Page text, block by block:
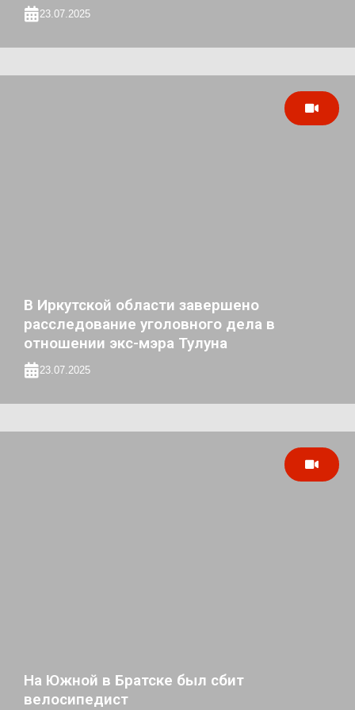
23.07.2025
В Иркутской области завершено
расследование уголовного дела в
отношении экс-мэра Тулуна
23.07.2025
На Южной в Братске был сбит
велосипедист